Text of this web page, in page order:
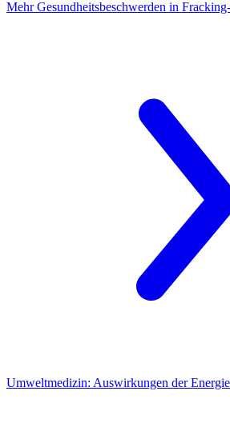
Mehr Gesundheitsbeschwerden in
Umweltmedizin: Auswirkungen der